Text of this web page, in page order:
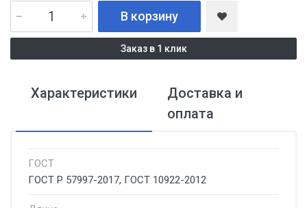
В корзину
Заказ в 1 клик
Характеристики
Доставка и
оплата
ГОСТ
ГОСТ Р 57997-2017, ГОСТ 10922-2012